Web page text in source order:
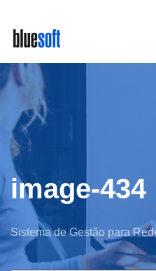
main
content
image-434
Sistema de Gestão para